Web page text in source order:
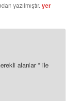
yazılmıştır.yer
alanlar* ile